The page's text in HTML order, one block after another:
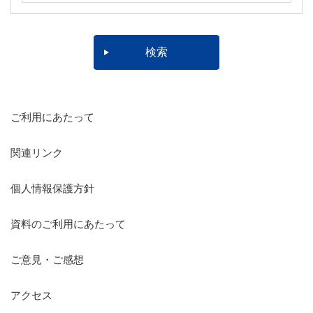
ご利用にあたって
関連リンク
個人情報保護方針
資料のご利用にあたって
ご意見・ご感想
アクセス